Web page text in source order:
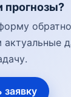
прогнозы?
актуальные
заявку